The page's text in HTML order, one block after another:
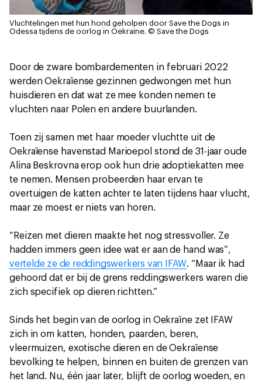
Vluchtelingen met hun hond geholpen door Save the Dogs in
Odessa tijdens de oorlog in Oekraïne. © Save the Dogs
Door de zware bombardementen in februari 2022
werden Oekraïense gezinnen gedwongen met hun
huisdieren en dat wat ze mee konden nemen te
vluchten naar Polen en andere buurlanden.
Toen zij samen met haar moeder vluchtte uit de
Oekraïense havenstad Marioepol stond de 31-jaar oude
Alina Beskrovna erop ook hun drie adoptiekatten mee
te nemen. Mensen probeerden haar ervan te
overtuigen de katten achter te laten tijdens haar vlucht,
maar ze moest er niets van horen.
“Reizen met dieren maakte het nog stressvoller. Ze
hadden immers geen idee wat er aan de hand was”,
vertelde ze de reddingswerkers van IFAW. “Maar ik had
gehoord dat er bij de grens reddingswerkers waren die
zich specifiek op dieren richtten.”
Sinds het begin van de oorlog in Oekraïne zet IFAW
zich in om katten, honden, paarden, beren,
vleermuizen, exotische dieren en de Oekraïense
bevolking te helpen, binnen en buiten de grenzen van
het land. Nu, één jaar later, blijft de oorlog woeden, en